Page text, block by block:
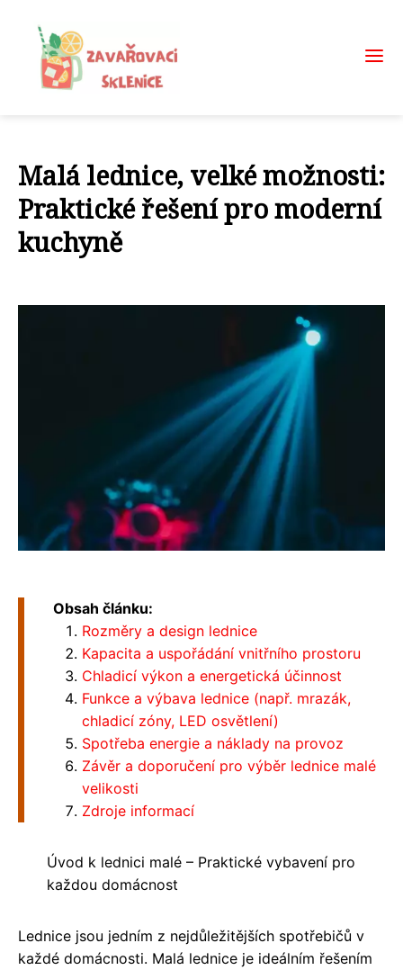
Malá lednice, velké možnosti:
Praktické řešení pro moderní
kuchyně
Obsah článku:
Rozměry a design lednice
Kapacita a uspořádání vnitřního prostoru
Chladicí výkon a energetická účinnost
Funkce a výbava lednice (např. mrazák,
chladicí zóny, LED osvětlení)
Spotřeba energie a náklady na provoz
Závěr a doporučení pro výběr lednice malé
velikosti
Zdroje informací
Úvod k lednici malé – Praktické vybavení pro
každou domácnost
Lednice jsou jedním z nejdůležitějších spotřebičů v
každé domácnosti. Malá lednice je ideálním řešením